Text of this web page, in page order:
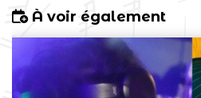
À voir également